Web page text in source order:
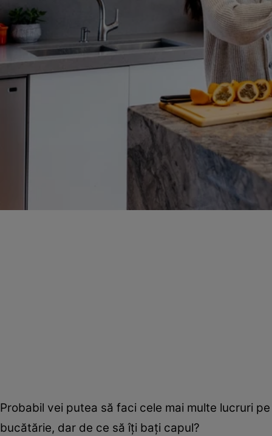
Probabil vei putea să faci cele mai multe lucruri
bucătărie, dar de ce să îţi baţi capul?